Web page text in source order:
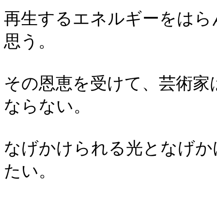
再生するエネルギーをは
思う。
その恩恵を受けて、芸術
ならない。
なげかけられる光となげ
たい。